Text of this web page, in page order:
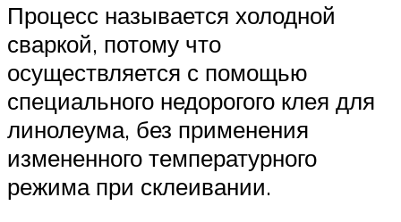
Процесс называется холодной
сваркой, потому что
осуществляется с помощью
специального недорогого клея для
линолеума, без применения
измененного температурного
режима при склеивании.